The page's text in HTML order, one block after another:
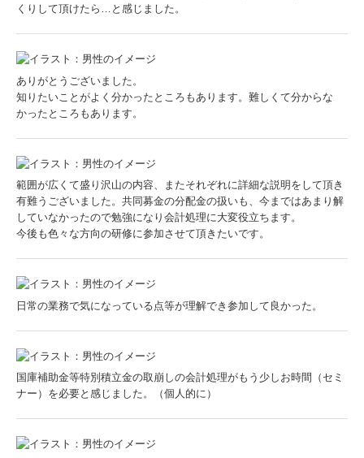
くりして頂けたら…と感じました。
ありがとうございました。
知りたいことがよく分かったところもあります。難しくて分からな
かったところもあります。
範囲が広くて盛り沢山の内容、またそれぞれに詳細な説明をして頂き
有難うございました。共同募金の分配金の扱いも、今まではあまり解
していなかったので勉強になり会計処理に大変役立ちます。
今後も色々な方向の研修に参加させて頂きたいです。
日常の業務で気になっている点等が理解でき参加して良かった。
国庫補助金等特別積立金の取崩しの会計処理がもう少しお時間（セミ
ナー）を必要と感じました。（個人的に）